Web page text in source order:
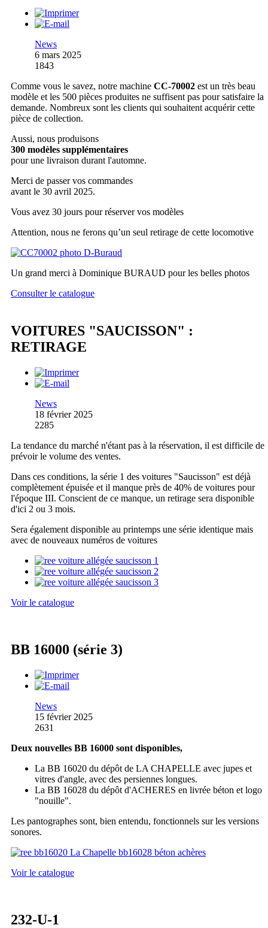
News
6 mars 2025
1843
Comme vous le savez, notre machine CC-70002 est un très beau
modèle et les 500 pièces produites ne suffisent pas pour satisfaire la
demande. Nombreux sont les clients qui souhaitent acquérir cette
pièce de collection.
Aussi, nous produisons
300 modèles supplémentaires
pour une livraison durant l'automne.
Merci de passer vos commandes
avant le 30 avril 2025.
Vous avez 30 jours pour réserver vos modèles
Attention, nous ne ferons qu’un seul retirage de cette locomotive
Un grand merci à Dominique BURAUD pour les belles photos
Consulter le catalogue
VOITURES "SAUCISSON" :
RETIRAGE
News
18 février 2025
2285
La tendance du marché n'étant pas à la réservation, il est difficile de
prévoir le volume des ventes.
Dans ces conditions, la série 1 des voitures "Saucisson" est déjà
complètement épuisée et il manque près de 40% de voitures pour
l'époque III. Conscient de ce manque, un retirage sera disponible
d'ici 2 ou 3 mois.
Sera également disponible au printemps une série identique mais
avec de nouveaux numéros de voitures
Voir le catalogue
BB 16000 (série 3)
News
15 février 2025
2631
Deux nouvelles BB 16000 sont disponibles,
La BB 16020 du dépôt de LA CHAPELLE avec jupes et
vitres d'angle, avec des persiennes longues.
La BB 16028 du dépôt d'ACHERES en livrée béton et logo
"nouille".
Les pantographes sont, bien entendu, fonctionnels sur les versions
sonores.
Voir le catalogue
232-U-1